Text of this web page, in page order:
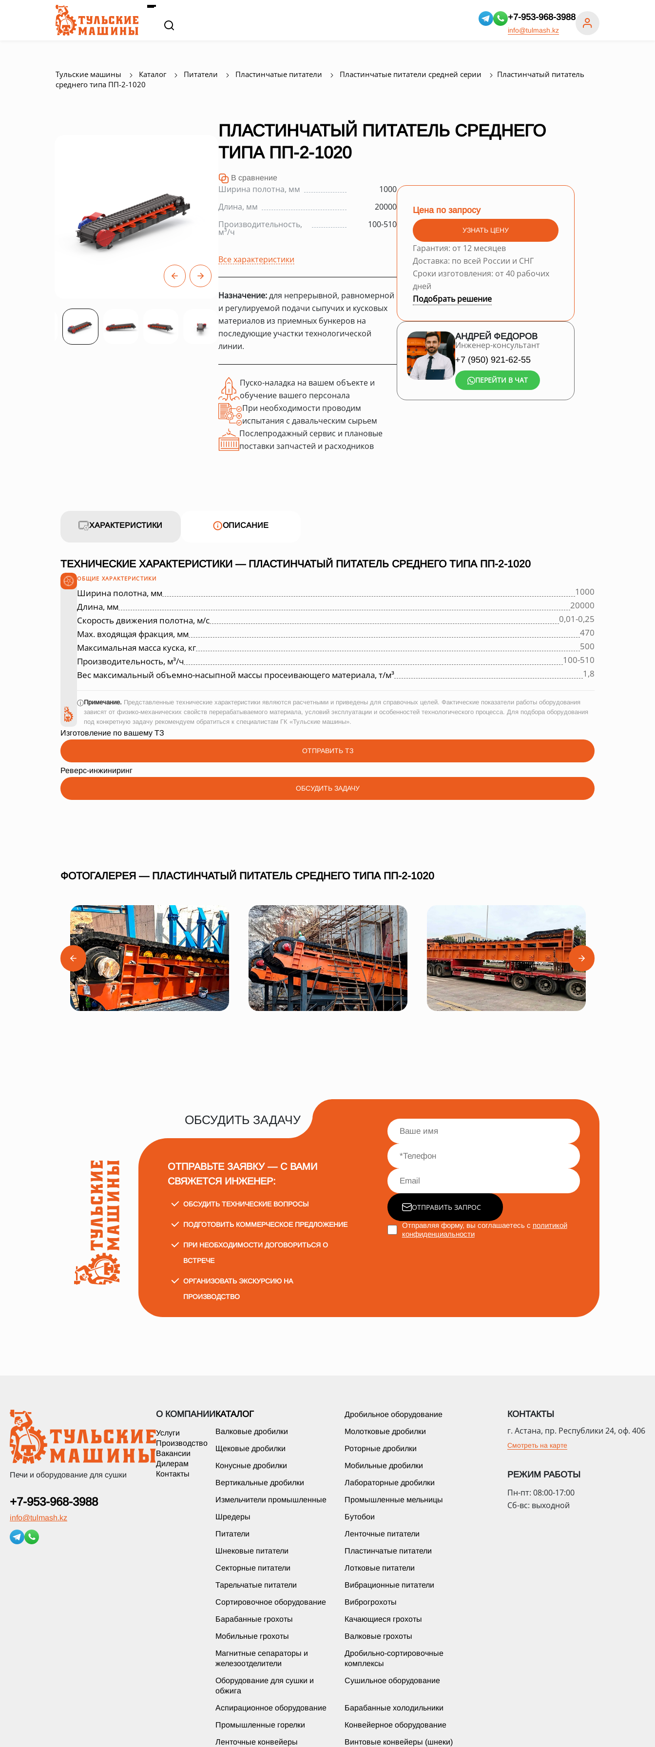
+7-953-968-3988
info@tulmash.kz
Тульские машины Каталог Питатели Пластинчатые питатели Пластинчатые питатели средней серии
Пластинчатый питатель
среднего типа ПП-2-1020
ПЛАСТИНЧАТЫЙ ПИТАТЕЛЬ СРЕДНЕГО
ТИПА ПП-2-1020
В сравнение
Ширина полотна, мм
1000
Длина, мм
20000
Производительность,
м³/ч
100-510
Все характеристики
Назначение:для непрерывной, равномерной
и регулируемой подачи сыпучих и кусковых
материалов из приемных бункеров на
последующие участки технологической
линии.
Пуско-наладка на вашем объекте и
обучение вашего персонала
При необходимости проводим
испытания с давальческим сырьем
Послепродажный сервис и плановые
поставки запчастей и расходников
Цена по запросу
УЗНАТЬ ЦЕНУ
Гарантия: от 12 месяцев
Доставка: по всей России и СНГ
Сроки изготовления: от 40 рабочих
дней
Подобрать решение
АНДРЕЙ ФЕДОРОВ
Инженер-консультант
+7 (950) 921-62-55
ПЕРЕЙТИ В ЧАТ
ХАРАКТЕРИСТИКИ ОПИСАНИЕ
ТЕХНИЧЕСКИЕ ХАРАКТЕРИСТИКИ — ПЛАСТИНЧАТЫЙ ПИТАТЕЛЬ СРЕДНЕГО ТИПА ПП-2-1020
ОБЩИЕ ХАРАКТЕРИСТИКИ
Ширина полотна, мм
1000
Длина, мм
20000
Скорость движения полотна, м/с
0,01-0,25
Max. входящая фракция, мм
470
Максимальная масса куска, кг
500
Производительность, м³/ч
100-510
Вес максимальный объемно-насыпной массы просеивающего материала, т/м³
1,8
ⓘПримечание. Представленные технические характеристики являются расчетными и приведены для справочных целей. Фактические показатели работы оборудования
зависят от физико-механических свойств перерабатываемого материала, условий эксплуатации и особенностей технологического процесса. Для подбора оборудования
под конкретную задачу рекомендуем обратиться к специалистам ГК «Тульские машины».
Изготовление по вашему ТЗ
ОТПРАВИТЬ ТЗ
Реверс-инжиниринг
ОБСУДИТЬ ЗАДАЧУ
ФОТОГАЛЕРЕЯ — ПЛАСТИНЧАТЫЙ ПИТАТЕЛЬ СРЕДНЕГО ТИПА ПП-2-1020
ОБСУДИТЬ ЗАДАЧУ
ОТПРАВЬТЕ ЗАЯВКУ — С ВАМИ
СВЯЖЕТСЯ ИНЖЕНЕР:
ОБСУДИТЬ ТЕХНИЧЕСКИЕ ВОПРОСЫ
ПОДГОТОВИТЬ КОММЕРЧЕСКОЕ ПРЕДЛОЖЕНИЕ
ПРИ НЕОБХОДИМОСТИ ДОГОВОРИТЬСЯ О
ВСТРЕЧЕ
ОРГАНИЗОВАТЬ ЭКСКУРСИЮ НА
ПРОИЗВОДСТВО
ОТПРАВИТЬ ЗАПРОС
Отправляя форму, вы соглашаетесь с политикой
конфиденциальности
Печи и оборудование для сушки
+7-953-968-3988
info@tulmash.kz
О КОМПАНИИ
Услуги
Производство
Вакансии
Дилерам
Контакты
КАТАЛОГ Дробильное оборудование
Валковые дробилки Молотковые дробилки
Щековые дробилки Роторные дробилки
Конусные дробилки Мобильные дробилки
Вертикальные дробилки Лабораторные дробилки
Измельчители промышленные Промышленные мельницы
Шредеры Бутобои
Питатели Ленточные питатели
Шнековые питатели Пластинчатые питатели
Секторные питатели Лотковые питатели
Тарельчатые питатели Вибрационные питатели
Сортировочное оборудование Виброгрохоты
Барабанные грохоты Качающиеся грохоты
Мобильные грохоты Валковые грохоты
Магнитные сепараторы и
железоотделители
Дробильно-сортировочные
комплексы
Оборудование для сушки и
обжига
Сушильное оборудование
Аспирационное оборудование Барабанные холодильники
Промышленные горелки Конвейерное оборудование
Ленточные конвейеры Винтовые конвейеры (шнеки)
КОНТАКТЫ
г. Астана, пр. Республики 24, оф. 406
Смотреть на карте
РЕЖИМ РАБОТЫ
Пн-пт: 08:00-17:00
Сб-вс: выходной